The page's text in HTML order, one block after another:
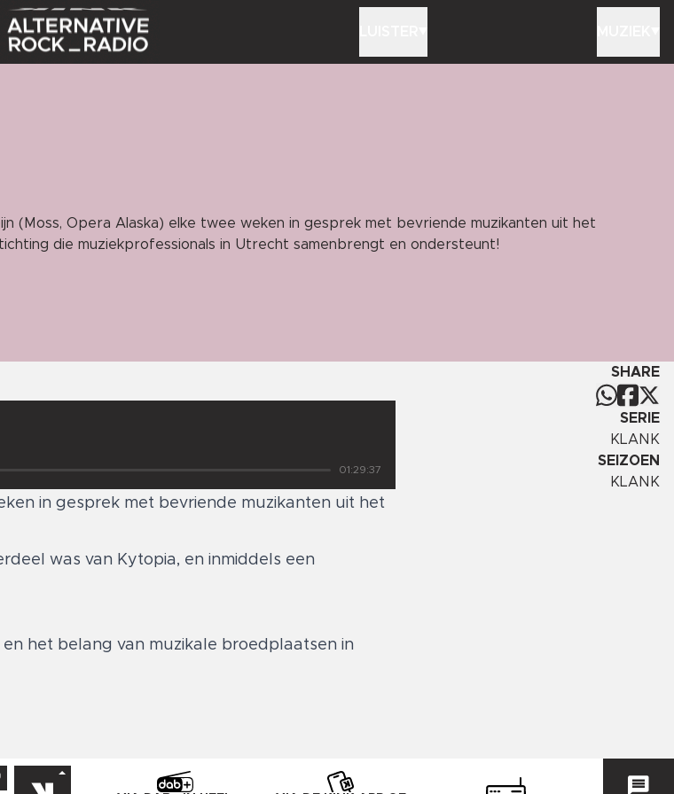
(Moss, Opera Alaska) elke twee weken in gesprek met bevriende muzikanten uit het
die muziekprofessionals in Utrecht samenbrengt en ondersteunt!
01:29:37
in gesprek met bevriende muzikanten uit het
was van Kytopia, en inmiddels een
het belang van muzikale broedplaatsen in
SHARE
SERIE
KLANK
SEIZOEN
KLANK